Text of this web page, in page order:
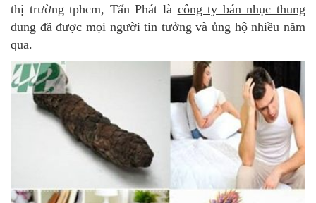
thị trường tphcm, Tấn Phát là công ty bán nhục thung
dung đã được mọi người tin tưởng và ủng hộ nhiều năm
qua.